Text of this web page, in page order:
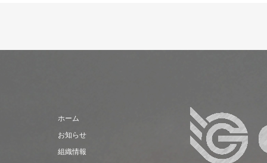
ホーム
お知らせ
組織情報